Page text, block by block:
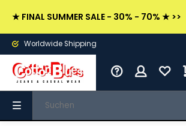
★ FINAL SUMMER SALE - 30% - 70% ★ >>
Worldwide Shipping